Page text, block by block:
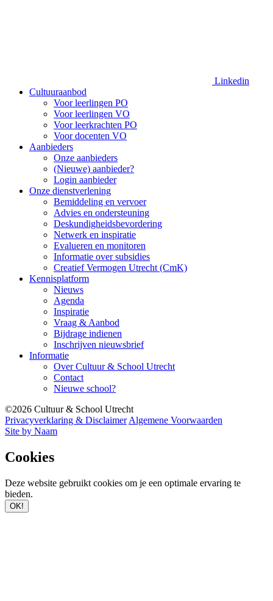
Linkedin
Cultuuraanbod
Voor leerlingen PO
Voor leerlingen VO
Voor leerkrachten PO
Voor docenten VO
Aanbieders
Onze aanbieders
(Nieuwe) aanbieder?
Login aanbieder
Onze dienstverlening
Bemiddeling en vervoer
Advies en ondersteuning
Deskundigheidsbevordering
Netwerk en inspiratie
Evalueren en monitoren
Informatie over subsidies
Creatief Vermogen Utrecht (CmK)
Kennisplatform
Nieuws
Agenda
Inspiratie
Vraag & Aanbod
Bijdrage indienen
Inschrijven nieuwsbrief
Informatie
Over Cultuur & School Utrecht
Contact
Nieuwe school?
©2026 Cultuur & School Utrecht
Privacyverklaring & Disclaimer Algemene Voorwaarden
Site by Naam
Cookies
Deze website gebruikt cookies om je een optimale ervaring te
bieden.
OK!